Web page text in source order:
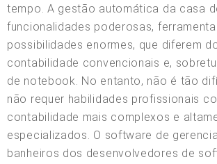
tempo. A gestão automática da casa
funcionalidades poderosas,
possibilidades enormes, que diferem
contabilidade convencionais e,
de notebook. No entanto, não é tão
não requer habilidades profissionais
contabilidade mais complexos e
especializados. O software de
banheiros dos desenvolvedores de